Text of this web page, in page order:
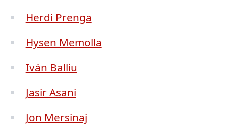
Herdi Prenga
Hysen Memolla
Iván Balliu
Jasir Asani
Jon Mersinaj